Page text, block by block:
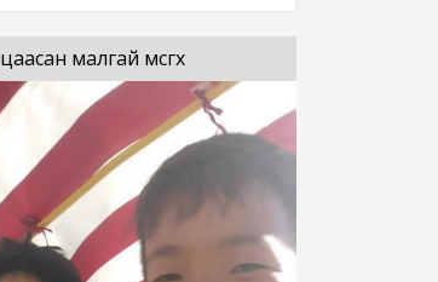
цаасан малгай өмсгөх